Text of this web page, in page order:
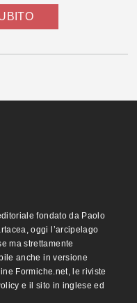
fondato da Paolo
oggi l’arcipelago
ma strettamente
anche in versione
Formiche.net, le riviste
e il sito in inglese ed